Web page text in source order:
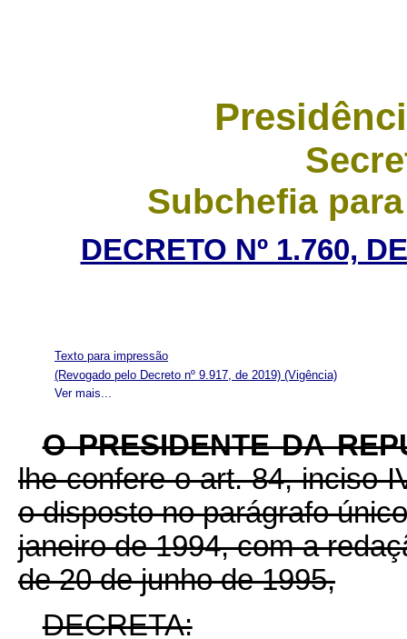
Subchefia
DECRETO Nº 1.760,
Texto para impressão
Ver mais...
(Revogado pelo Decreto nº 9.917, de 2019) (Vigência)
O PRESIDENTE DA
lhe confere o art. 84, inciso
o disposto no parágrafo
janeiro de 1994, com a
de 20 de junho de 1995,
DECRETA: